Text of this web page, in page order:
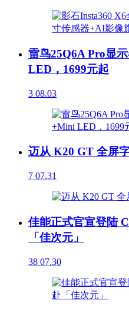
雷鸟25Q6A Pro显
LED，1699元起
3 08.03
迈从 K20 GT 全屏
7 07.31
佳能正式官宣登陆
「佳次元」
38 07.30